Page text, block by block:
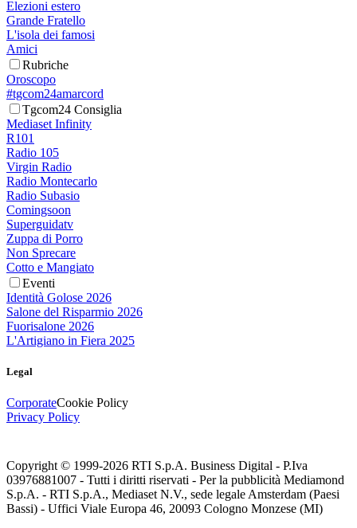
Elezioni estero
Grande Fratello
L'isola dei famosi
Amici
Rubriche
Oroscopo
#tgcom24amarcord
Tgcom24 Consiglia
Mediaset Infinity
R101
Radio 105
Virgin Radio
Radio Montecarlo
Radio Subasio
Comingsoon
Superguidatv
Zuppa di Porro
Non Sprecare
Cotto e Mangiato
Eventi
Identità Golose 2026
Salone del Risparmio 2026
Fuorisalone 2026
L'Artigiano in Fiera 2025
Legal
CorporateCookie Policy
Privacy Policy
Copyright © 1999-2026 RTI S.p.A. Business Digital - P.Iva
03976881007 - Tutti i diritti riservati - Per la pubblicità Mediamond
S.p.A. - RTI S.p.A., Mediaset N.V., sede legale Amsterdam (Paesi
Bassi) - Uffici Viale Europa 46, 20093 Cologno Monzese (MI)